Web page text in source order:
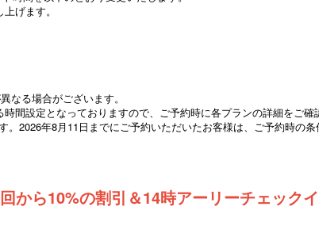
げます。
なる場合がございます。
間設定となっておりますので、ご予約時に各プランの詳細をご確
2026年8月11日までにご予約いただいたお客様は、ご予約時の条
から10%の割引＆14時アーリーチェック